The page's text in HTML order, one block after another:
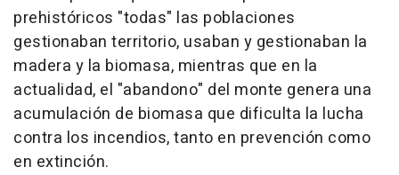
prehistóricos "todas" las poblaciones
gestionaban territorio, usaban y gestionaban la
madera y la biomasa, mientras que en la
actualidad, el "abandono" del monte genera una
acumulación de biomasa que dificulta la lucha
contra los incendios, tanto en prevención como
en extinción.